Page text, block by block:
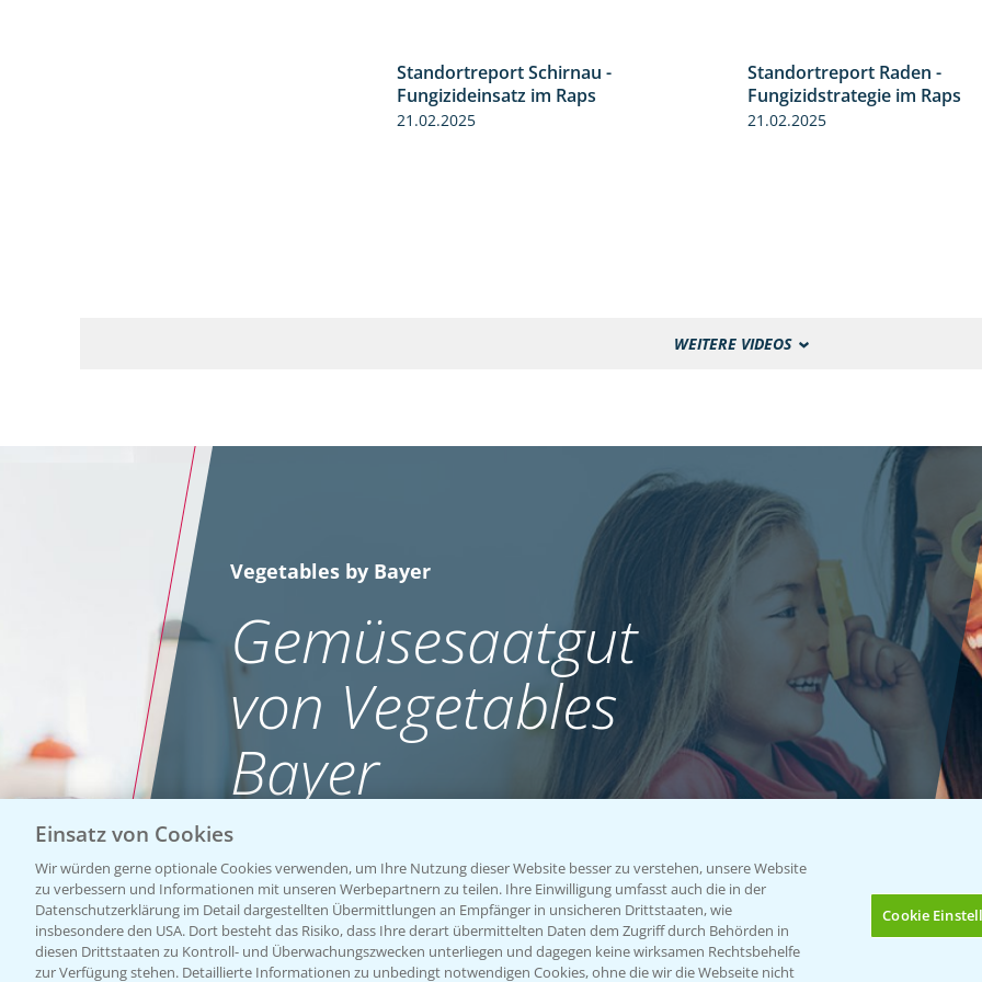
Standortreport Schirnau -
Fungizideinsatz im Raps
21.02.2025
Standortreport Raden -
Fungizidstrategie im Raps
21.02.2025
WEITERE VIDEOS
Vegetables by Bayer
Gemüsesaatgut
von Vegetables
Bayer
WEBSITE BESUCHEN
Einsatz von Cookies
Wir würden gerne optionale Cookies verwenden, um Ihre Nutzung dieser Website besser zu verstehen, unsere Website
zu verbessern und Informationen mit unseren Werbepartnern zu teilen. Ihre Einwilligung umfasst auch die in der
Datenschutzerklärung im Detail dargestellten Übermittlungen an Empfänger in unsicheren Drittstaaten, wie
insbesondere den USA. Dort besteht das Risiko, dass Ihre derart übermittelten Daten dem Zugriff durch Behörden in
diesen Drittstaaten zu Kontroll- und Überwachungszwecken unterliegen und dagegen keine wirksamen Rechtsbehelfe
zur Verfügung stehen. Detaillierte Informationen zu unbedingt notwendigen Cookies, ohne die wir die Webseite nicht
Cookie